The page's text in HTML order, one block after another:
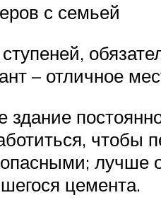
с семьей
– отличное
чтобы
лучше
цемента.